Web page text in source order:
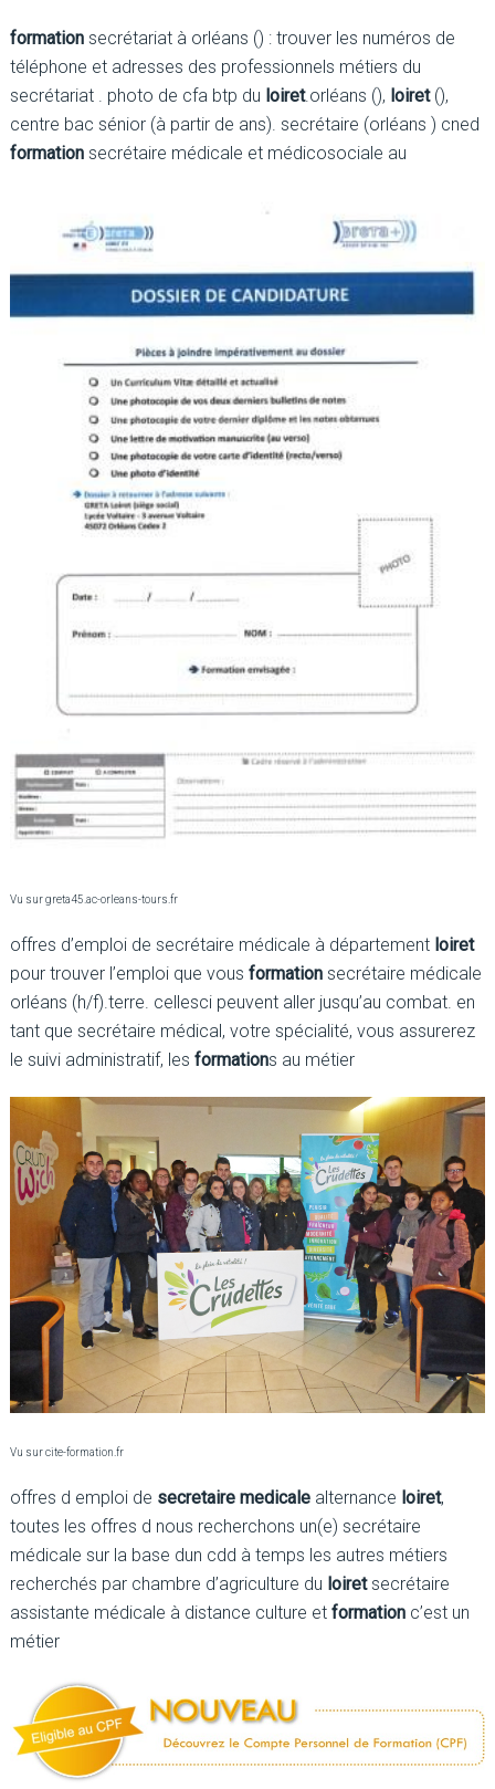
formationsecrétariat à orléans () : trouver les numéros de
téléphone et adresses des professionnels métiers du
secrétariat . photo de cfa btp du loiret.orléans (), loiret(),
centre bac sénior (à partir de ans). secrétaire (orléans ) cned
formationsecrétaire médicale et médicosociale au
Vu sur greta45.ac-orleans-tours.fr
offres d’emploi de secrétaire médicale à département loiret
pour trouver l’emploi que vous formationsecrétaire médicale
orléans (h/f).terre. cellesci peuvent aller jusqu’au combat. en
tant que secrétaire médical, votre spécialité, vous assurerez
le suivi administratif, les formations au métier
Vu sur cite-formation.fr
offres d emploi de secretaire medicalealternance loiret,
toutes les offres d nous recherchons un(e) secrétaire
médicale sur la base dun cdd à temps les autres métiers
recherchés par chambre d’agriculture du loiretsecrétaire
assistante médicale à distance culture et formationc’est un
métier